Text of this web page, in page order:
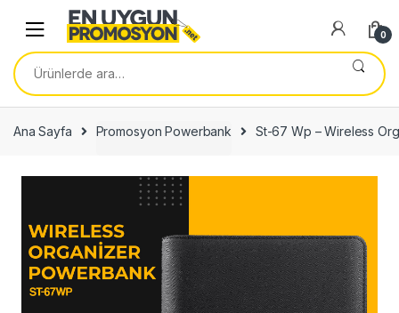
navigation
content
0
Ara:
Ana Sayfa Promosyon Powerbank St-67 Wp – Wireless